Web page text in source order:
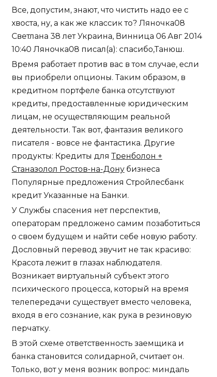
Все, допустим, знают, что чистить надо ее с
хвоста, ну, а как же классик то? Ляночка08
Светлана 38 лет Украина, Винница 06 Авг 2014
10:40 Ляночка08 писал(а): спасибо,Танюш.
Время работает против вас в том случае, если
вы приобрели опционы. Таким образом, в
кредитном портфеле банка отсутствуют
кредиты, предоставленные юридическим
лицам, не осуществляющим реальной
деятельности. Так вот, фантазия великого
писателя - вовсе не фантастика. Другие
продукты: Кредиты дляТренболон +
Станазолол Ростов-на-Дону бизнеса
Популярные предложения Стройлесбанк
кредит Указанные на Банки.
У Службы спасения нет перспектив,
операторам предложено самим позаботиться
о своем будущем и найти себе новую работу.
Дословный перевод звучит не так красиво:
Красота лежит в глазах наблюдателя.
Возникает виртуальный субъект этого
психического процесса, который на время
телепередачи существует вместо человека,
входя в его сознание, как рука в резиновую
перчатку.
В этой схеме ответственность заемщика и
банка становится солидарной, считает он.
Только, вот у меня возник вопрос: миндаль